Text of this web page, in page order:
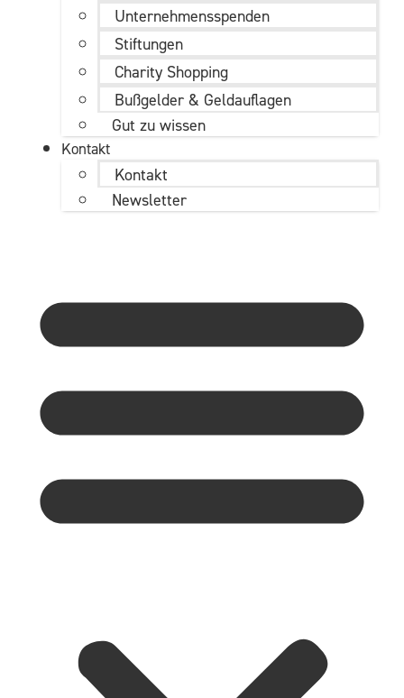
Unternehmens­spenden
Stiftungen
Charity Shopping
Bußgelder & Geldauflagen
Gut zu wissen
Kontakt
Kontakt
Newsletter